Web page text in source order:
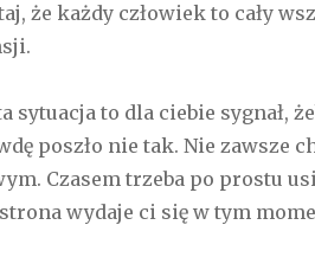
że każdy człowiek to cały
sytuacja to dla ciebie sygnał,
poszło nie tak. Nie zawsze
Czasem trzeba po prostu
wydaje ci się w tym